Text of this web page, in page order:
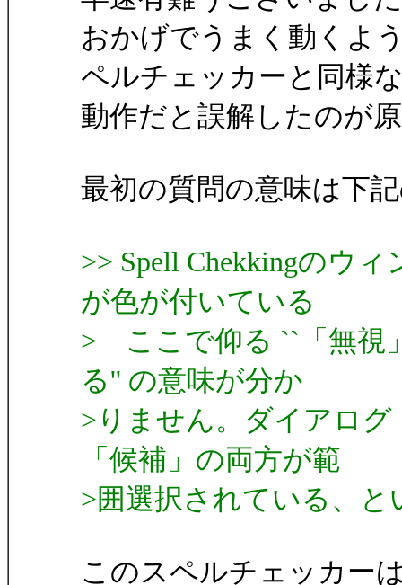
おかげでうまく動くよ
ペルチェッカーと同様
動作だと誤解したのが
最初の質問の意味は下
>> Spell Chekkingのウ
が色が付いている
> ここで仰る ``「無視
る'' の意味が分か
>りません。ダイアロ
「候補」の両方が範
>囲選択されている、
このスペルチェッカー